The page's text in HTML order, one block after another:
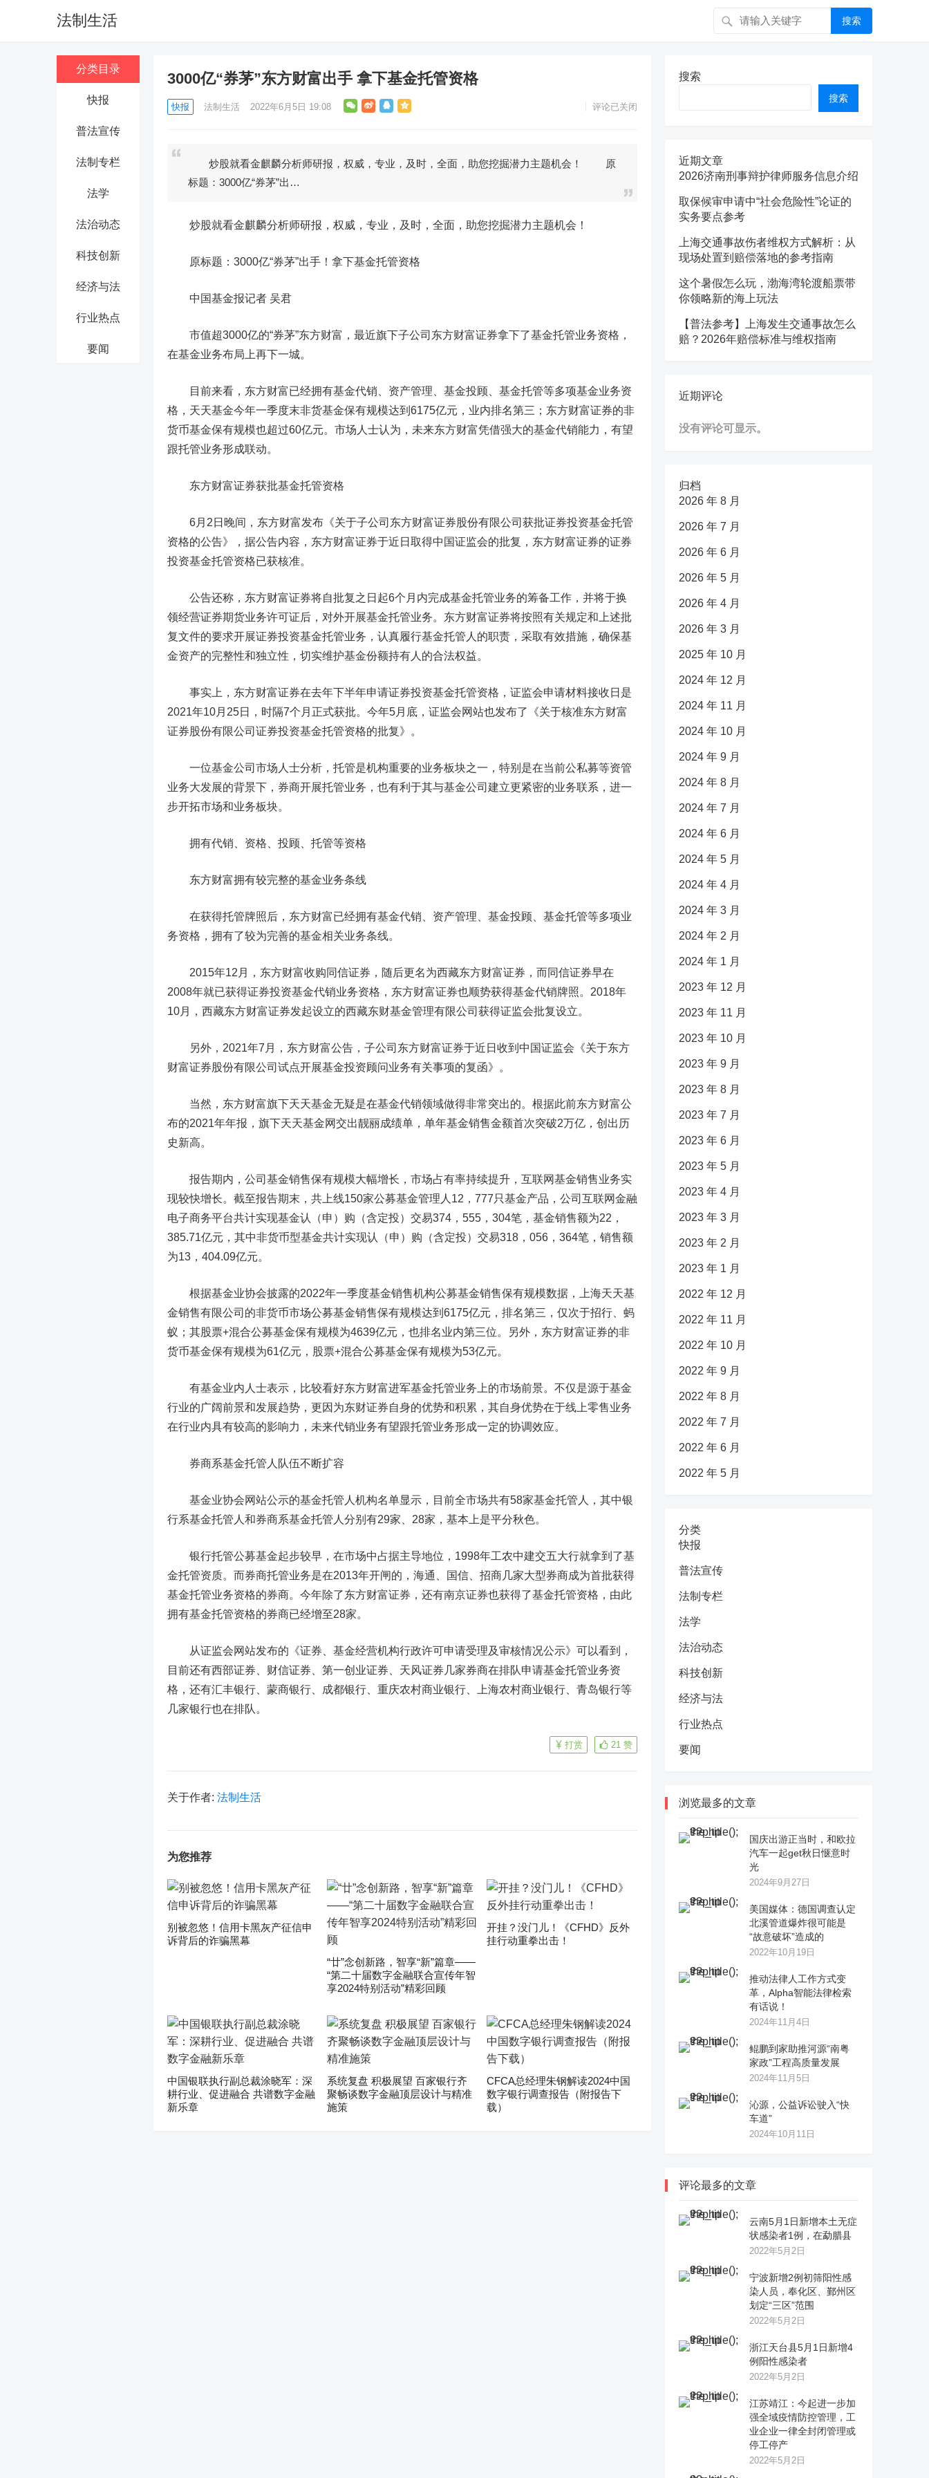
法制生活 搜索
分类目录
快报
普法宣传
法制专栏
法学
法治动态
科技创新
经济与法
行业热点
要闻
3000亿“券茅”东方财富出手 拿下基金托管资格
快报 法制生活 2022年6月5日 19:08 评论已关闭
炒股就看金麒麟分析师研报，权威，专业，及时，全面，助您挖掘潜力主题机会！ 原
标题：3000亿“券茅”出…
炒股就看金麒麟分析师研报，权威，专业，及时，全面，助您挖掘潜力主题机会！
原标题：3000亿“券茅”出手！拿下基金托管资格
中国基金报记者 吴君
市值超3000亿的“券茅”东方财富 ，最近旗下子公司东方财富证券拿下了基金托管业务资格，
在基金业务布局上再下一城。
目前来看，东方财富已经拥有基金代销、资产管理、基金投顾、基金托管等多项基金业务资
格，天天基金今年一季度末非货基金保有规模达到6175亿元，业内排名第三；东方财富证券的非
货币基金保有规模也超过60亿元。市场人士认为，未来东方财富凭借强大的基金代销能力，有望
跟托管业务形成联动。
东方财富证券获批基金托管资格
6月2日晚间，东方财富发布《关于子公司东方财富证券股份有限公司获批证券投资基金托管
资格的公告》，据公告内容，东方财富证券于近日取得中国证监会的批复，东方财富证券的证券
投资基金托管资格已获核准。
公告还称，东方财富证券将自批复之日起6个月内完成基金托管业务的筹备工作，并将于换
领经营证券期货业务许可证后，对外开展基金托管业务。东方财富证券将按照有关规定和上述批
复文件的要求开展证券投资基金托管业务，认真履行基金托管人的职责，采取有效措施，确保基
金资产的完整性和独立性，切实维护基金份额持有人的合法权益。
事实上，东方财富证券在去年下半年申请证券投资基金托管资格，证监会申请材料接收日是
2021年10月25日，时隔7个月正式获批。今年5月底，证监会网站也发布了《关于核准东方财富
证券股份有限公司证券投资基金托管资格的批复》。
一位基金公司市场人士分析，托管是机构重要的业务板块之一，特别是在当前公私募等资管
业务大发展的背景下，券商开展托管业务，也有利于其与基金公司建立更紧密的业务联系，进一
步开拓市场和业务板块。
拥有代销、资格、投顾、托管等资格
东方财富拥有较完整的基金业务条线
在获得托管牌照后，东方财富已经拥有基金代销、资产管理、基金投顾、基金托管等多项业
务资格，拥有了较为完善的基金相关业务条线。
2015年12月，东方财富收购同信证券，随后更名为西藏东方财富证券，而同信证券早在
2008年就已获得证券投资基金代销业务资格，东方财富证券也顺势获得基金代销牌照。2018年
10月，西藏东方财富证券发起设立的西藏东财基金管理有限公司获得证监会批复设立。
另外，2021年7月，东方财富公告，子公司东方财富证券于近日收到中国证监会《关于东方
财富证券股份有限公司试点开展基金投资顾问业务有关事项的复函》。
当然，东方财富旗下天天基金无疑是在基金代销领域做得非常突出的。根据此前东方财富公
布的2021年年报，旗下天天基金网交出靓丽成绩单，单年基金销售金额首次突破2万亿，创出历
史新高。
报告期内，公司基金销售保有规模大幅增长，市场占有率持续提升，互联网基金销售业务实
现较快增长。截至报告期末，共上线150家公募基金管理人12，777只基金产品，公司互联网金融
电子商务平台共计实现基金认（申）购（含定投）交易374，555，304笔，基金销售额为22，
385.71亿元，其中非货币型基金共计实现认（申）购（含定投）交易318，056，364笔，销售额
为13，404.09亿元。
根据基金业协会披露的2022年一季度基金销售机构公募基金销售保有规模数据，上海天天基
金销售有限公司的非货币市场公募基金销售保有规模达到6175亿元，排名第三，仅次于招行、蚂
蚁；其股票+混合公募基金保有规模为4639亿元，也排名业内第三位。另外，东方财富证券的非
货币基金保有规模为61亿元，股票+混合公募基金保有规模为53亿元。
有基金业内人士表示，比较看好东方财富进军基金托管业务上的市场前景。不仅是源于基金
行业的广阔前景和发展趋势，更因为东财证券自身的优势和积累，其自身优势在于线上零售业务
在行业内具有较高的影响力，未来代销业务有望跟托管业务形成一定的协调效应。
券商系基金托管人队伍不断扩容
基金业协会网站公示的基金托管人机构名单显示，目前全市场共有58家基金托管人，其中银
行系基金托管人和券商系基金托管人分别有29家、28家，基本上是平分秋色。
银行托管公募基金起步较早，在市场中占据主导地位，1998年工农中建交五大行就拿到了基
金托管资质。而券商托管业务是在2013年开闸的，海通、国信、招商几家大型券商成为首批获得
基金托管业务资格的券商。今年除了东方财富证券，还有南京证券也获得了基金托管资格，由此
拥有基金托管资格的券商已经增至28家。
从证监会网站发布的《证券、基金经营机构行政许可申请受理及审核情况公示》可以看到，
目前还有西部证券 、财信证券、 第一创业证券、 天风证券 几家券商在排队申请基金托管业务资
格，还有汇丰银行、蒙商银行、
成都银行 、重庆农村商业银行、上海农村商业银行、 青岛银行等
几家银行也在排队。
21 赞
打赏
关于作者: 法制生活
为您推荐
别被忽悠！信用卡黑灰产征信申
诉背后的诈骗黑幕
“廿”念创新路，智享“新”篇章——
“第二十届数字金融联合宣传年智
享2024特别活动”精彩回顾
开挂？没门儿！《CFHD》反外
挂行动重拳出击！
中国银联执行副总裁涂晓军：深
耕行业、促进融合 共谱数字金融
新乐章
系统复盘 积极展望 百家银行齐
聚畅谈数字金融顶层设计与精准
施策
CFCA总经理朱钢解读2024中国
数字银行调查报告（附报告下
载）
搜索
搜索
近期文章
2026济南刑事辩护律师服务信息介绍
取保候审申请中“社会危险性”论证的
实务要点参考
上海交通事故伤者维权方式解析：从
现场处置到赔偿落地的参考指南
这个暑假怎么玩，渤海湾轮渡船票带
你领略新的海上玩法
【普法参考】上海发生交通事故怎么
赔？2026年赔偿标准与维权指南
近期评论
没有评论可显示。
归档
2026 年 8 月
2026 年 7 月
2026 年 6 月
2026 年 5 月
2026 年 4 月
2026 年 3 月
2025 年 10 月
2024 年 12 月
2024 年 11 月
2024 年 10 月
2024 年 9 月
2024 年 8 月
2024 年 7 月
2024 年 6 月
2024 年 5 月
2024 年 4 月
2024 年 3 月
2024 年 2 月
2024 年 1 月
2023 年 12 月
2023 年 11 月
2023 年 10 月
2023 年 9 月
2023 年 8 月
2023 年 7 月
2023 年 6 月
2023 年 5 月
2023 年 4 月
2023 年 3 月
2023 年 2 月
2023 年 1 月
2022 年 12 月
2022 年 11 月
2022 年 10 月
2022 年 9 月
2022 年 8 月
2022 年 7 月
2022 年 6 月
2022 年 5 月
分类
快报
普法宣传
法制专栏
法学
法治动态
科技创新
经济与法
行业热点
要闻
浏览最多的文章
国庆出游正当时，和欧拉
汽车一起get秋日惬意时
光
2024年9月27日
美国媒体：德国调查认定
北溪管道爆炸很可能是
“故意破坏”造成的
2022年10月19日
推动法律人工作方式变
革，Alpha智能法律检索
有话说！
2024年11月4日
鲲鹏到家助推河源“南粤
家政”工程高质量发展
2024年11月5日
沁源，公益诉讼驶入“快
车道”
2024年10月11日
评论最多的文章
云南5月1日新增本土无症
状感染者1例，在勐腊县
2022年5月2日
宁波新增2例初筛阳性感
染人员，奉化区、鄞州区
划定“三区”范围
2022年5月2日
浙江天台县5月1日新增4
例阳性感染者
2022年5月2日
江苏靖江：今起进一步加
强全域疫情防控管理，工
业企业一律全封闭管理或
停工停产
2022年5月2日